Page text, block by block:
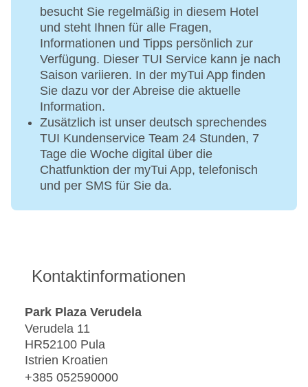
besucht Sie regelmäßig in diesem Hotel
und steht Ihnen für alle Fragen,
Informationen und Tipps persönlich zur
Verfügung. Dieser TUI Service kann je nach
Saison variieren. In der myTui App finden
Sie dazu vor der Abreise die aktuelle
Information.
Zusätzlich ist unser deutsch sprechendes
TUI Kundenservice Team 24 Stunden, 7
Tage die Woche digital über die
Chatfunktion der myTui App, telefonisch
und per SMS für Sie da.
Kontaktinformationen
Park Plaza Verudela
Verudela 11
HR52100 Pula
Istrien Kroatien
+385 052590000